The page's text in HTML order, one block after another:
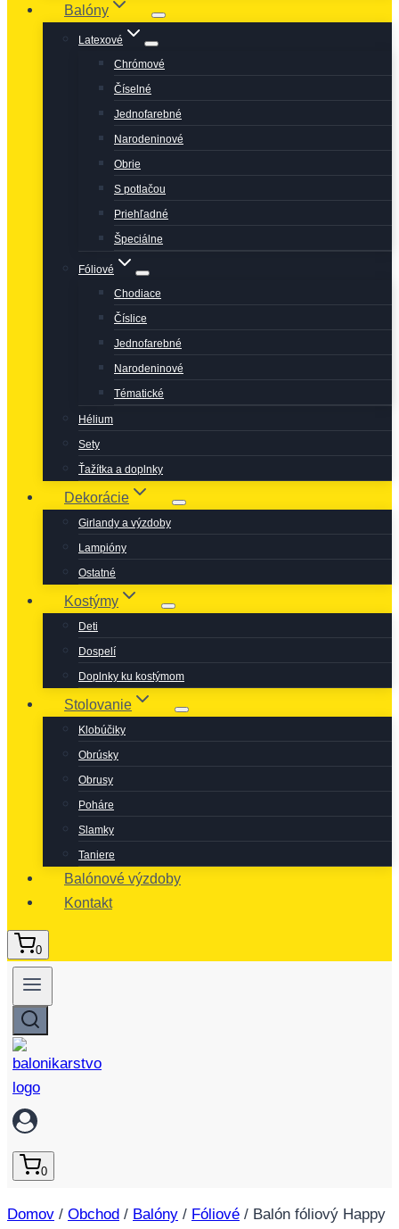
Balóny
Latexové
Chrómové
Číselné
Jednofarebné
Narodeninové
Obrie
S potlačou
Priehľadné
Špeciálne
Fóliové
Chodiace
Číslice
Jednofarebné
Narodeninové
Tématické
Hélium
Sety
Ťažítka a doplnky
Dekorácie
Girlandy a výzdoby
Lampióny
Ostatné
Kostýmy
Deti
Dospelí
Doplnky ku kostýmom
Stolovanie
Klobúčiky
Obrúsky
Obrusy
Poháre
Slamky
Taniere
Balónové výzdoby
Kontakt
0
0
Domov / Obchod / Balóny / Fóliové / Balón fóliový Happy